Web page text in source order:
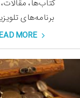
کتاب‌ها،
برنامه‌های
MORE